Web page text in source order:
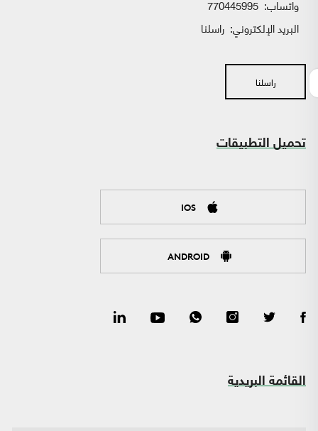
واتساب:
البريد الإلكتروني: راسلنا
راسلنا
تحميل التطبيقات
IOS
ANDROID
القائمة البريدية